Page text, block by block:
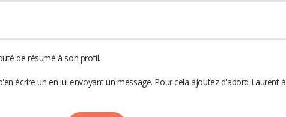
de résumé à son profil.
écrire un en lui envoyant un message. Pour cela ajoutez d'abord Laurent à